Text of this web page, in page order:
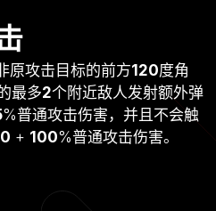
原攻击目标的前方120度角
最多2个附近敌人发射额外弹
%普通攻击伤害，并且不会触
+ 100%普通攻击伤害。